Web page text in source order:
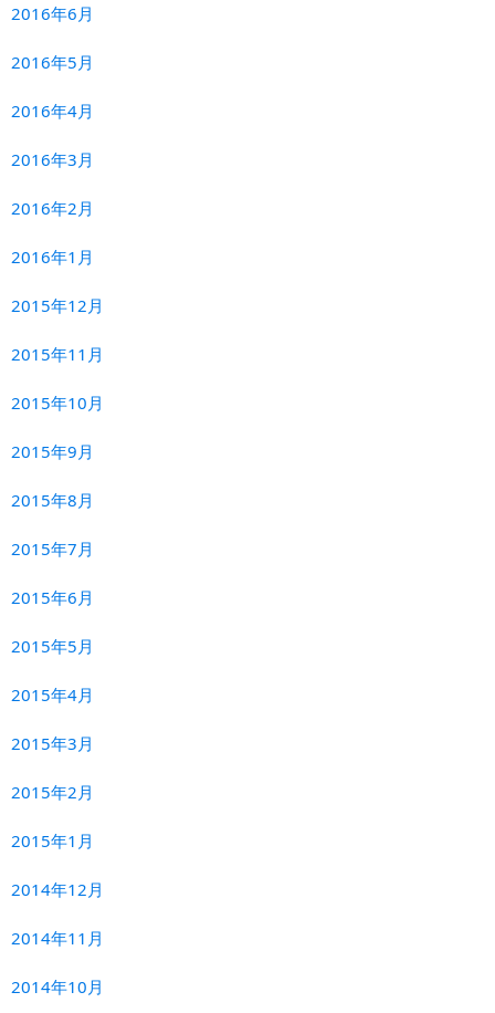
2016年6月
2016年5月
2016年4月
2016年3月
2016年2月
2016年1月
2015年12月
2015年11月
2015年10月
2015年9月
2015年8月
2015年7月
2015年6月
2015年5月
2015年4月
2015年3月
2015年2月
2015年1月
2014年12月
2014年11月
2014年10月